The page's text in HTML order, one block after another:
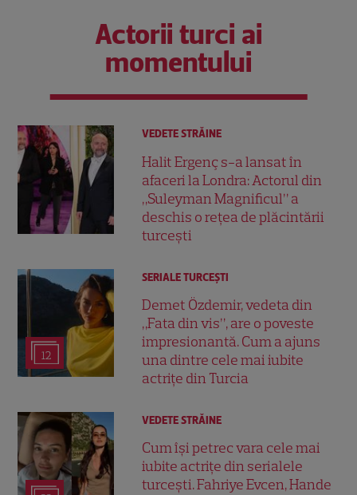
Actorii turci ai
momentului
VEDETE STRĂINE
Halit Ergenç s-a lansat în
afaceri la Londra: Actorul din
„Suleyman Magnificul” a
deschis o rețea de plăcintării
turcești
12
SERIALE TURCEŞTI
Demet Özdemir, vedeta din
„Fata din vis”, are o poveste
impresionantă. Cum a ajuns
una dintre cele mai iubite
actrițe din Turcia
VEDETE STRĂINE
Cum își petrec vara cele mai
iubite actrițe din serialele
turcești. Fahriye Evcen, Hande